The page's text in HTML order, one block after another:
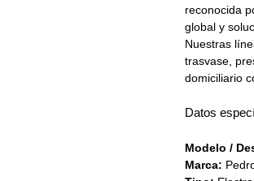
reconocida
global y
Nuestras
trasvase,
domiciliario
Datos
Modelo /
Marca: